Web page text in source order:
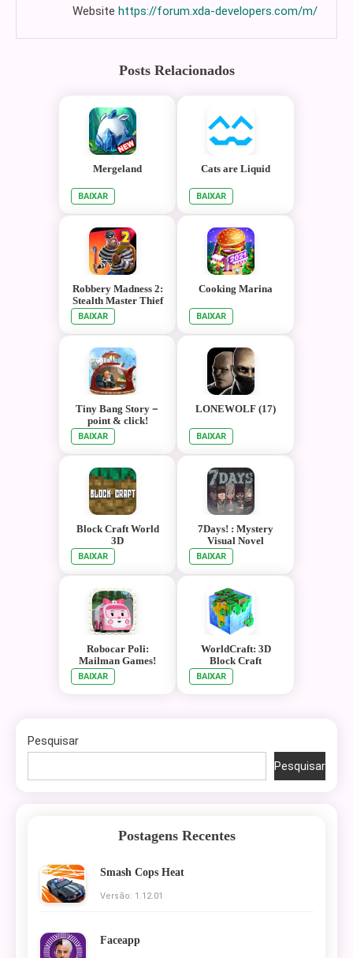
Website https://forum.xda-developers.com/m/
Posts Relacionados
Mergeland
BAIXAR
Cats are Liquid
BAIXAR
Robbery Madness 2:
Stealth Master Thief
Simulator
BAIXAR
Cooking Marina
BAIXAR
Tiny Bang Story－
point & click!
BAIXAR
LONEWOLF (17)
BAIXAR
Block Craft World
3D
BAIXAR
7Days! : Mystery
Visual Novel
BAIXAR
Robocar Poli:
Mailman Games!
BAIXAR
WorldCraft: 3D
Block Craft
BAIXAR
Pesquisar
Pesquisar
Postagens Recentes
Smash Cops Heat
Versão: 1.12.01
Faceapp